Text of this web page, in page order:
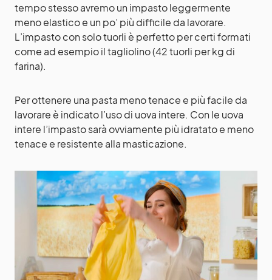
tempo stesso avremo un impasto leggermente
meno elastico e un po’ più difficile da lavorare.
L’impasto con solo tuorli è perfetto per certi formati
come ad esempio il tagliolino (42 tuorli per kg di
farina).
Per ottenere una pasta meno tenace e più facile da
lavorare è indicato l’uso di uova intere. Con le uova
intere l’impasto sarà ovviamente più idratato e meno
tenace e resistente alla masticazione.